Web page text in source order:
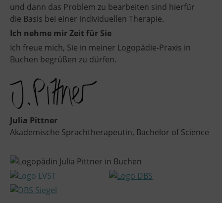
und dann das Problem zu bearbeiten sind hierfür
die Basis bei einer individuellen Therapie.
Ich nehme mir Zeit für Sie
Ich freue mich, Sie in meiner Logopädie-Praxis in
Buchen begrüßen zu dürfen.
Julia Pittner
Akademische Sprachtherapeutin, Bachelor of Science